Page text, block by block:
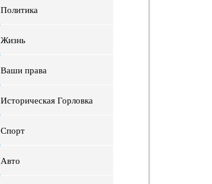
Политика
Жизнь
Ваши права
Историческая Горловка
Спорт
Авто